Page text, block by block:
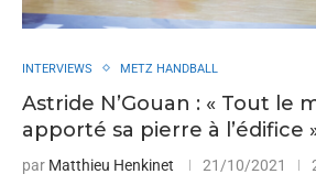
INTERVIEWS METZ HANDBALL
Astride N’Gouan : « Tout le
apporté sa pierre à l’édifice
par Matthieu Henkinet 21/10/2021